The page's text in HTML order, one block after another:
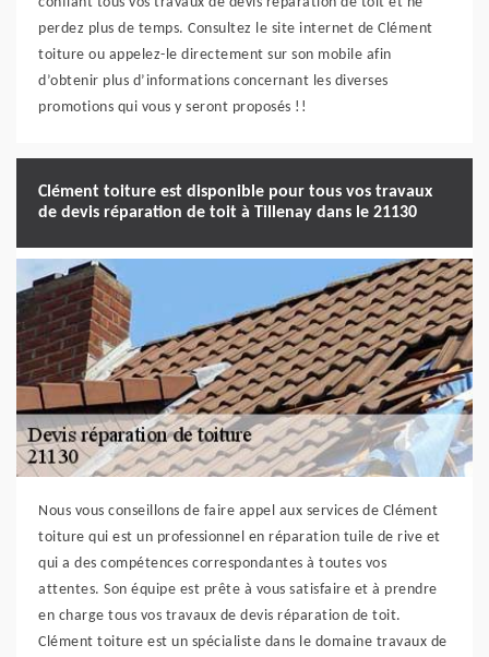
perdez plus de temps. Consultez le site internet de Clément
toiture ou appelez-le directement sur son mobile afin
d’obtenir plus d’informations concernant les diverses
promotions qui vous y seront proposés !!
Clément toiture est disponible pour tous vos travaux
de devis réparation de toit à Tillenay dans le 21130
Nous vous conseillons de faire appel aux services de Clément
toiture qui est un professionnel en réparation tuile de rive et
qui a des compétences correspondantes à toutes vos
attentes. Son équipe est prête à vous satisfaire et à prendre
en charge tous vos travaux de devis réparation de toit.
Clément toiture est un spécialiste dans le domaine travaux de